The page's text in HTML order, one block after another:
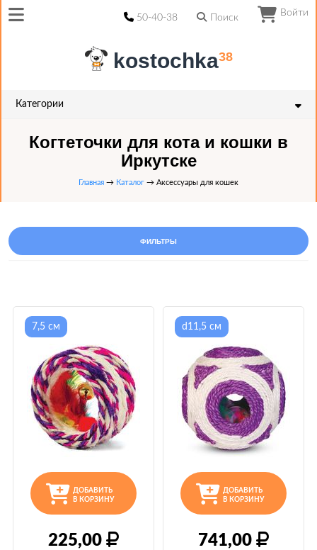
Войти
50-40-38 Поиск
kostochka38
Категории
Когтеточки для кота и кошки в
Иркутске
Главная → Каталог → Аксессуары для кошек
ФИЛЬТРЫ
ДОБАВИТЬ
В КОРЗИНУ
225,00
7,5 см
ДОБАВИТЬ
В КОРЗИНУ
741,00
d11,5 см